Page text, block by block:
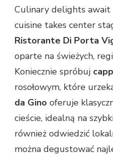
Culinary delights await
cuisine takes center
Ristorante Di Porta
oparte na świeżych,
Koniecznie spróbuj
rosołowym, które
da Gino oferuje
cieście, idealną na
również odwiedzić
można degustować